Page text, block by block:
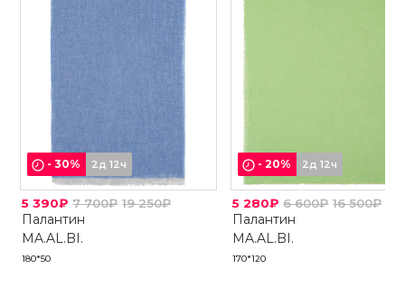
-30% 2д 12ч
5 390₽ 7 700₽ 19 250₽
Палантин
MA.AL.BI.
180*50
-20% 2д 12ч
5 280₽ 6 600₽ 16 500₽
Палантин
MA.AL.BI.
170*120